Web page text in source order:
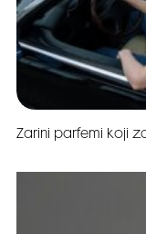
Zarini parfemi koji